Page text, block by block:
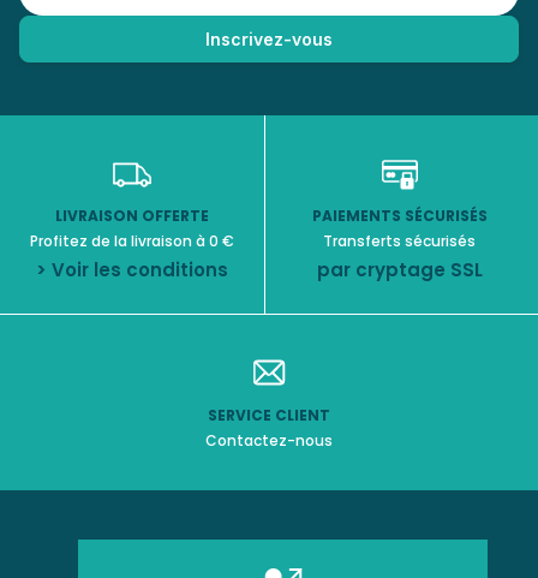
LIVRAISON OFFERTE
Profitez de la livraison à 0 €
> Voir les conditions
PAIEMENTS SÉCURISÉS
Transferts sécurisés
par cryptage SSL
SERVICE CLIENT
Contactez-nous